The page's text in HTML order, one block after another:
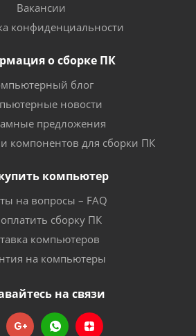
Вакансии
конфиденциальности
о сборке ПК
блог
новости
предложения
компонентов для сборки ПК
компьютер
на вопросы – FAQ
сборку ПК
компьютеров
на компьютеры
на связи